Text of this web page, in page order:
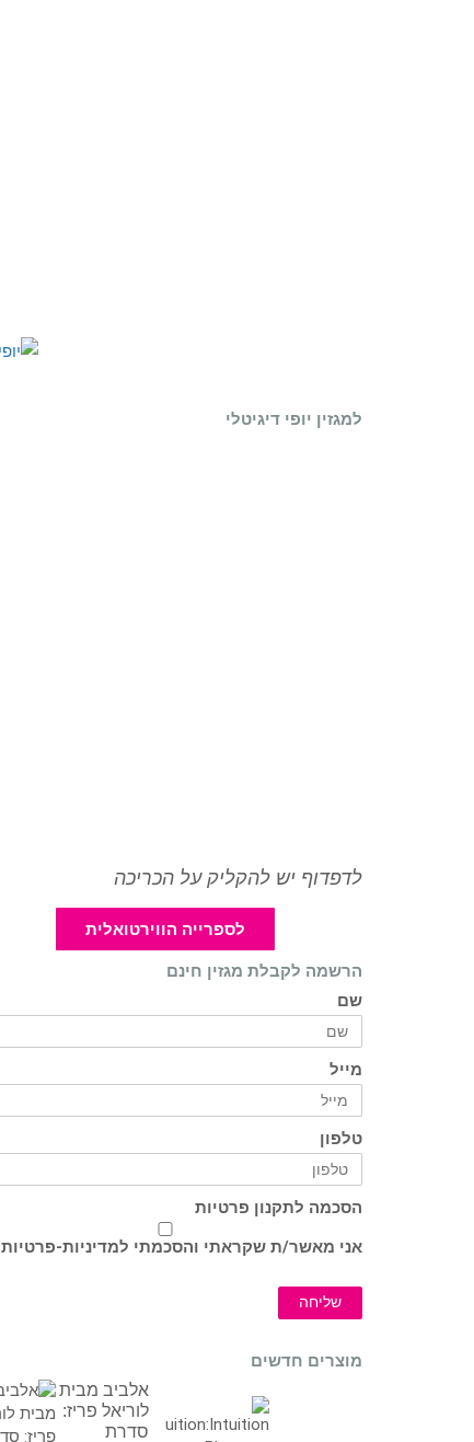
למגזין יופי דיגיטלי
לדפדוף יש להקליק על הכריכה
לספרייה הווירטואלית
הרשמה לקבלת מגזין חינם
שם
מייל
טלפון
הסכמה לתקנון פרטיות
אני מאשר/ת שקראתי והסכמתי למדיניות-פרטיות
שליחה
מוצרים חדשים
אלביב מבית
לוריאל פריז:
סדרת